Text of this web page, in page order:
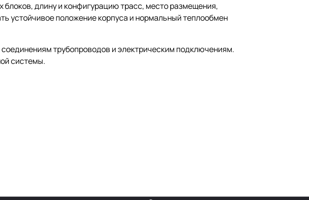
блоков, длину и конфигурацию трасс, место размещения,
устойчивое положение корпуса и нормальный теплообмен
трубопроводов и электрическим подключениям.
системы.